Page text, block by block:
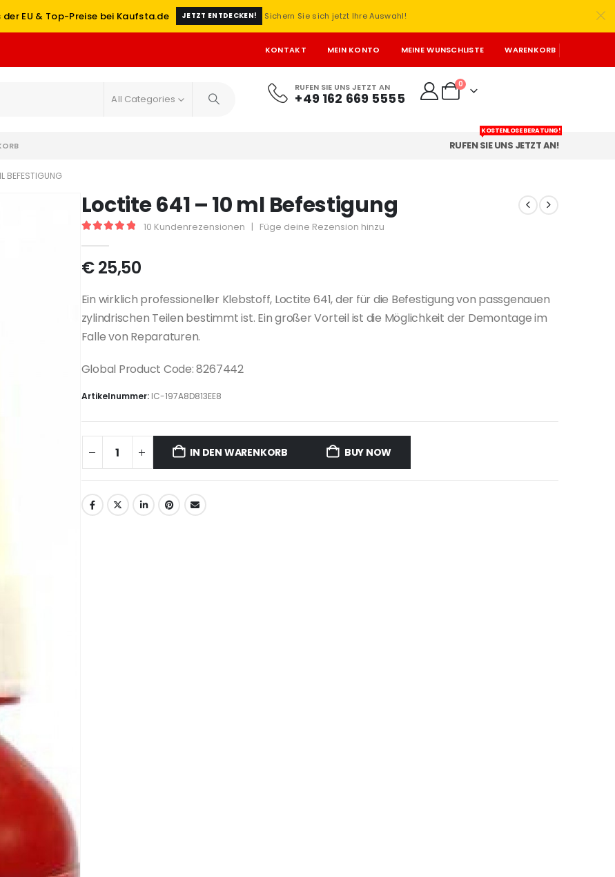
EU & Top-Preise bei Kaufsta.de JETZT ENTDECKEN! Sichern Sie sich jetzt Ihre Auswahl!
KONTAKT MEIN KONTO MEINE WUNSCHLISTE WARENKORB
All Categories
RUFEN SIE UNS JETZT AN
+49 162 669 5555
0
RUFEN SIE UNS JETZT AN!
KOSTENLOSE BERATUNG!
BEFESTIGUNG
Loctite 641 – 10 ml Befestigung
10 Kundenrezensionen | Füge deine Rezension hinzu
€25,50
Ein wirklich professioneller Klebstoff, Loctite 641, der für die Befestigung von passgenauen
zylindrischen Teilen bestimmt ist. Ein großer Vorteil ist die Möglichkeit der Demontage im
Falle von Reparaturen.
Global Product Code: 8267442
Artikelnummer: IC-197A8D813EE8
IN DEN WARENKORB BUY NOW